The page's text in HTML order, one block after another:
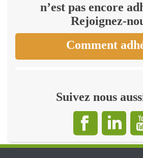
n’est pas encore
Rejoignez-
Comment
Suivez nous